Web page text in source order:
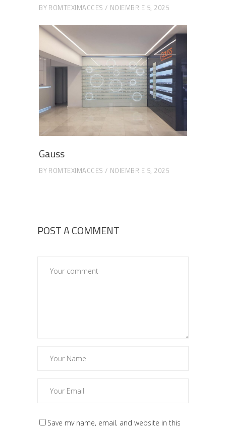
BY ROMTEXIMACCES NOIEMBRIE 5, 2025
Gauss
BY ROMTEXIMACCES NOIEMBRIE 5, 2025
POST A COMMENT
Save my name, email, and website in this